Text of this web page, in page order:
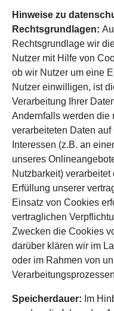
Hinweise zu
Rechtsgrundlagen:
Rechtsgrundlage wir
Nutzer mit Hilfe von
ob wir Nutzer um eine
Nutzer einwilligen, ist
Verarbeitung Ihrer
Andernfalls werden die
verarbeiteten Daten
Interessen (z.B. an
unseres
Nutzbarkeit)
Erfüllung unserer
Einsatz von Cookies
vertraglichen
Zwecken die Cookies
darüber klären wir im
oder im Rahmen von
Speicherdauer: Im